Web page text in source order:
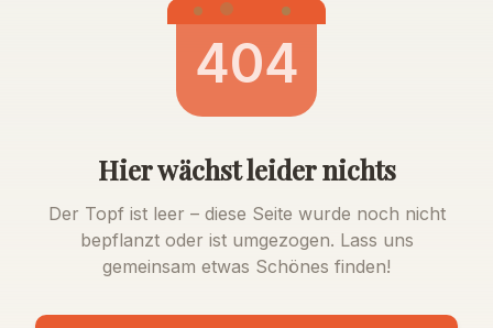
404
Hier wächst leider nichts
Der Topf ist leer – diese Seite wurde noch nicht
bepflanzt oder ist umgezogen. Lass uns
gemeinsam etwas Schönes finden!